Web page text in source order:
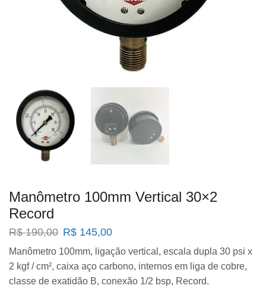
Manômetro 100mm Vertical 30×2
Record
R$190,00 O
original
era:
R$ 190,00.
R$ 145,00O
atual
é:
R$ 145,00.
Manômetro 100mm, ligação vertical, escala dupla 30 psi x
2 kgf / cm², caixa aço carbono, internos em liga de cobre,
classe de exatidão B, conexão 1/2 bsp, Record.